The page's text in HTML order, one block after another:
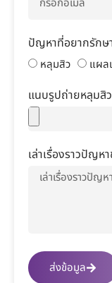
ปัญหาที่อยากรักษ
หลุมสิว แผล
แนบรูปถ่ายหลุมสิ
เล่าเรื่องราวปัญ
ส่งข้อมูล